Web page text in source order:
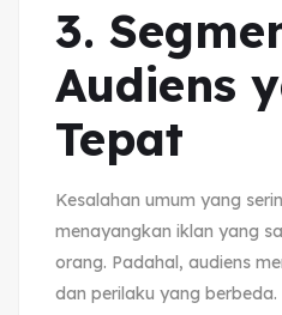
3.
Audiens
Tepat
Kesalahan umum yang
menayangkan iklan yang
orang. Padahal, audiens
dan perilaku yang berbeda.